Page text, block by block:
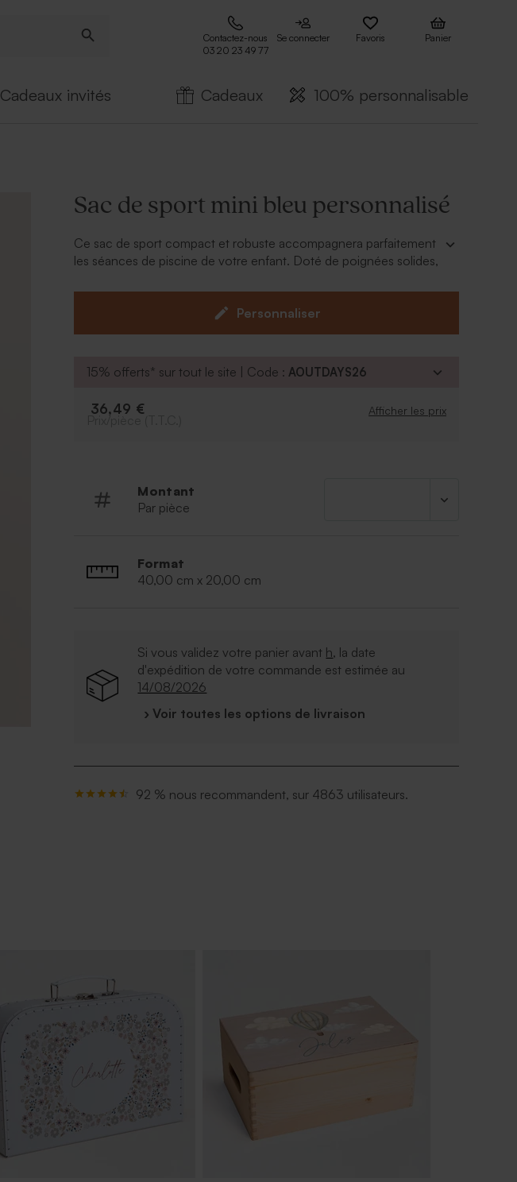
Contactez-nous
03 20 23 49 77
Se connecter Favoris Panier
Cadeaux invités Cadeaux 100% personnalisable
Sac de sport mini bleu personnalisé
Ce sac de sport compact et robuste accompagnera parfaitement
les séances de piscine de votre enfant. Doté de poignées solides,
rechange en toute simplicité. Personnalisez selon vos envies !
- 100 % polyester
- poignées tissées
- poche zippée
- étiquette détachable pour un rebranding facile
Personnaliser
15% offerts* sur tout le site | Code :AOUTDAYS26
36,49 € Afficher les prix
Montant
Par pièce
Format
40,00 cm x 20,00 cm
Si vous validez votre panier avant h, la date
d'expédition de votre commande est estimée au
14/08/2026
› Voir toutes les options de livraison
92 % nous recommandent, sur 4863 utilisateurs.